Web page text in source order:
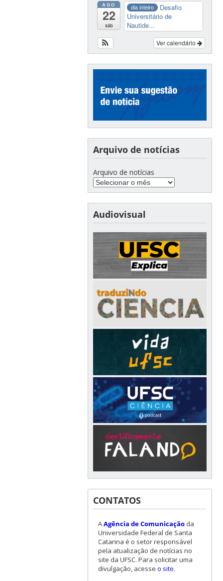
AGO
22
sáb
dia inteiro
Desafio
Universitário de
Nautide...
Ver calendário
Arquivo de notícias
Arquivo de notícias
Audiovisual
CONTATOS
AAgência de Comunicaçãoda
Universidade Federal de Santa
Catarina é o setor responsável
pela atualização de notícias no
site da UFSC. Para solicitar uma
divulgação, acesse o site.